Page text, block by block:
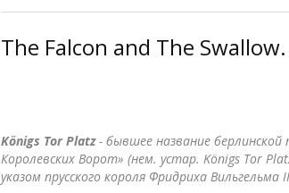
The Falcon and The
Königs Tor Platz- бывшее название
Королевских Ворот» (нем. устар. Königs Tor
указом прусского короля Фридриха